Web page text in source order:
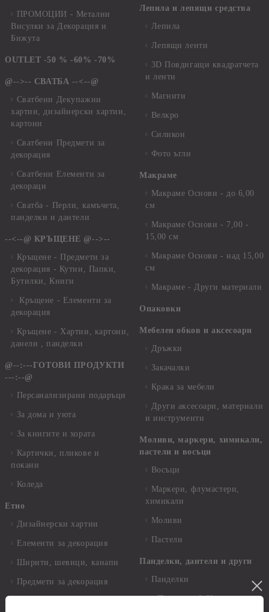
ПРОМОЦИИ - Метални
Висулки за Декорация и
Бижута
OUTLET -50 % -60% -70%
@-->-- СВАТБА --<--@
Сватбени Декупажни
хартии, дизайнерски хартии,
картони
Сватбени Предмети за
декорация
Сватбени Елементи за
декораци
Сватба - Перли, камъчета,
панделки и дантели
--<--@ КРЪЩЕНЕ @-->--
Кръщене - Предмети за
декорация - Кутии, Папки,
Бутилки, Книги
Кръщене - Елементи за
декорация
Кръщене - Хартии, картони,
данели , панделки
@--:---ГОТОВИ ПРОДУКТИ
---:--@
Персанализирани подаръци
За дома и уюта
За книгите и хората
Картички, пликове и
покани
Коледа
Етно
Дизайнерски хартии
Елементи за декорация
Ширити, шевици, канапи
Предмети за декорация
Брадс, айлетс, холдери
Лепила и лепящи средства
Лепила
Лепящи ленти
3D Повдигащи квадратчета
и ленти
Магнити
Велкро
Силикон
Фото ъгли
Макраме
Макраме Основи - до 6,00
см
Макраме Основи - 7,00 -
15,00 см
Макраме Основи - над 15,00
см
Макраме - Други материали
Опаковки
Мебелен обков и аксесоари
Дръжки
Закачалки
Крака за мебели
Други аксесоари, материали
и инструменти
Моливи, маркери, химикали,
пастели и восъци
Восъци
Маркери, флумастери,
химикали
Моливи
Пастели
Панделки, дантели и други
Панделки
Панделки 0,60 см